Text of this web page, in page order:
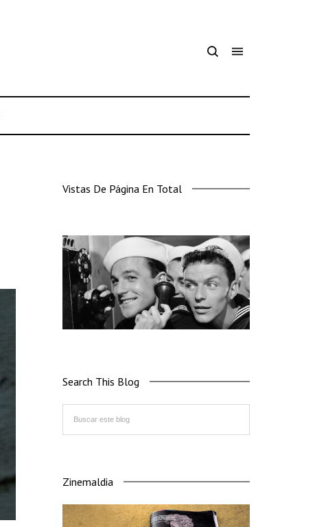
Vistas De Página En Total
Search This Blog
Zinemaldia